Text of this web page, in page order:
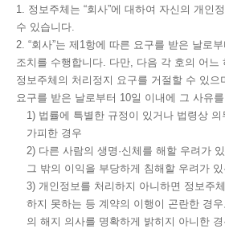
1. 정보주체는 “회사”에 대하여 자신의 개인
수 있습니다.
2. “회사”는 제1항에 따른 요구를 받은 날로
조치를 수행합니다. 다만, 다음 각 호의 어느
정보주체의 처리정지 요구를 거절할 수 있으
요구를 받은 날로부터 10일 이내에 그 사유
1) 법률에 특별한 규정이 있거나 법령상
가피한 경우
2) 다른 사람의 생명·신체를 해할 우려가
그 밖의 이익을 부당하게 침해할 우려가
3) 개인정보를 처리하지 아니하면 정보주
하지 못하는 등 계약의 이행이 곤란한 경
의 해지 의사를 명확하게 밝히지 아니한 경